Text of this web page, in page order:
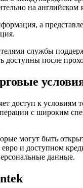
на
а
службы
доступны после
доступ к условиям
с широким
могут быть
и доступном
данные.